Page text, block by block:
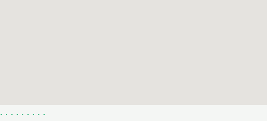
. . . . . . . . .